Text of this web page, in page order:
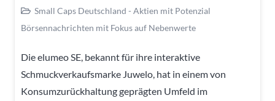
Small Caps Deutschland - Aktien mit Potenzial
Börsennachrichten mit Fokus auf Nebenwerte
Die elumeo SE, bekannt für ihre interaktive
Schmuckverkaufsmarke Juwelo, hat in einem von
Konsumzurückhaltung geprägten Umfeld im